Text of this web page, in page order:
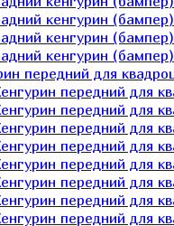
кенгурин
кенгурин
кенгурин
передний для
передний для
передний для
передний для
передний для
передний для
передний для
передний для
передний для